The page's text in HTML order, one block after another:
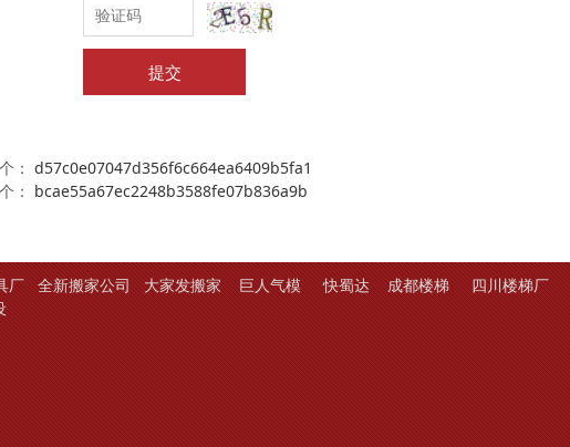
提交
：d57c0e07047d356f6c664ea6409b5fa1
： bcae55a67ec2248b3588fe07b836a9b
厂 全新搬家公司 大家发搬家 巨人气模 快蜀达 成都楼梯 四川楼梯厂